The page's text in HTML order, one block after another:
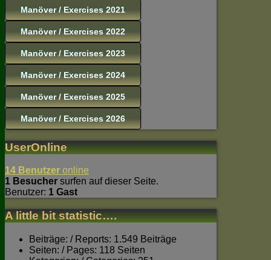
Manöver / Exercises 2021
Manöver / Exercises 2022
Manöver / Exercises 2023
Manöver / Exercises 2024
Manöver / Exercises 2025
Manöver / Exercises 2026
UserOnline
14 Benutzer online
1 Besucher surfen auf dieser Seite.
Benutzer: 1 Gast
A little bit statistic….
Beiträge: / Reports: 1.549 Beiträge
Seiten: / Pages: 118 Seiten